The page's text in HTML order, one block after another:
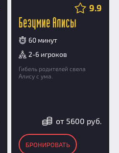
9.9
Безумие Алисы
60 минут
2-6 игроков
Гибель родителей свела
Алису с ума.
от 5600 руб.
БРОНИРОВАТЬ